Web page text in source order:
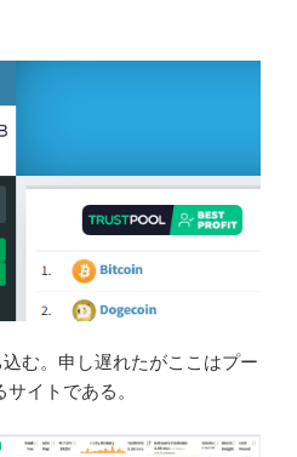
む。申し遅れたがここはプー
イトである。